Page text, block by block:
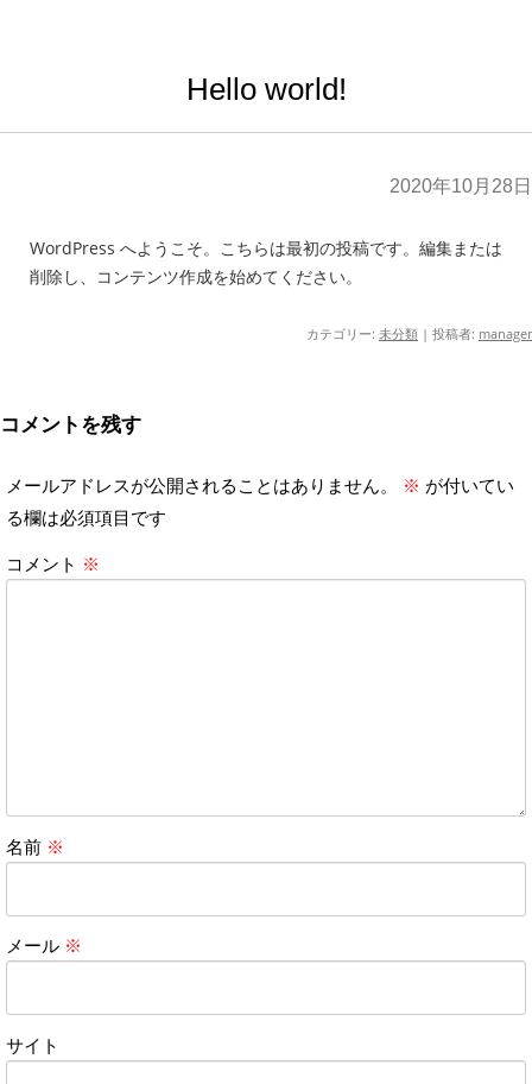
Hello world!
2020年10月28日
WordPress へようこそ。こちらは最初の投稿です。編集または
削除し、コンテンツ作成を始めてください。
カテゴリー: 未分類 | 投稿者: manager
コメントを残す
メールアドレスが公開されることはありません。 ※ が付いてい
る欄は必須項目です
コメント ※
名前 ※
メール ※
サイト